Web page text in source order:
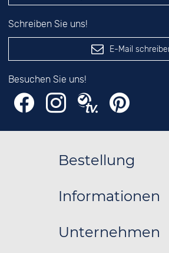
Schreiben Sie uns!
E-Mail
Besuchen Sie uns!
Bestellung
Informationen
Unternehmen